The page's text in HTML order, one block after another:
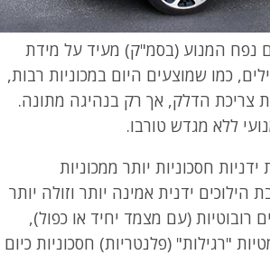
נפח המנוע (בסמ"ק) מעיד על מידת
כמו שמוצעים היום במכוניות רבות,
צריכת הדלק, אך רק בנהיגה מתונה.
ללא מגדש טורבו.
חסכוניות יותר ממכוניות
הילוכים ידנית אמינה יותר וזולה יותר
רובוטיות (עם מצמד יחיד או כפול),
"רגילות" (פלנטריות) חסכוניות כיום